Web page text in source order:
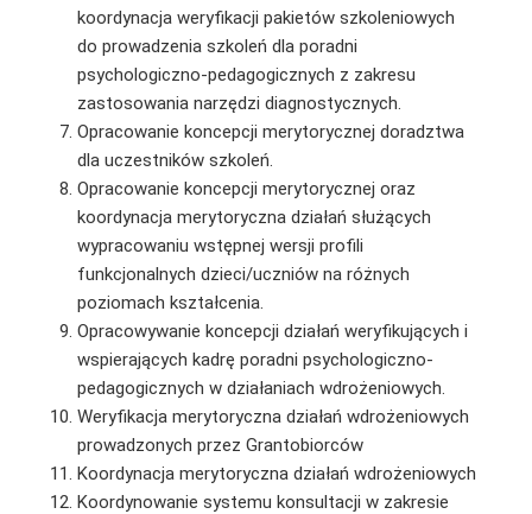
koordynacja weryfikacji pakietów szkoleniowych
do prowadzenia szkoleń dla poradni
psychologiczno-pedagogicznych z zakresu
zastosowania narzędzi diagnostycznych.
Opracowanie koncepcji merytorycznej doradztwa
dla uczestników szkoleń.
Opracowanie koncepcji merytorycznej oraz
koordynacja merytoryczna działań służących
wypracowaniu wstępnej wersji profili
funkcjonalnych dzieci/uczniów na różnych
poziomach kształcenia.
Opracowywanie koncepcji działań weryfikujących i
wspierających kadrę poradni psychologiczno-
pedagogicznych w działaniach wdrożeniowych.
Weryfikacja merytoryczna działań wdrożeniowych
prowadzonych przez Grantobiorców
Koordynacja merytoryczna działań wdrożeniowych
Koordynowanie systemu konsultacji w zakresie